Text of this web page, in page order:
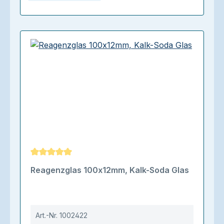
Reagenzglas 100x12mm, Kalk-Soda Glas
Art.-Nr. 1002422